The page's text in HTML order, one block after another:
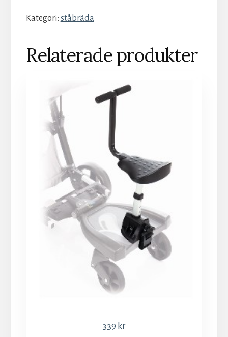
Kategori: ståbräda
Relaterade produkter
339 kr